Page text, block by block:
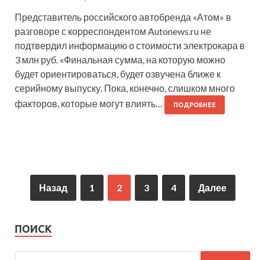
Представитель российского автобренда «Атом» в
разговоре с корреспондентом Autonews.ru не
подтвердил информацию о стоимости электрокара в
3 млн руб. «Финальная сумма, на которую можно
будет ориентироваться, будет озвучена ближе к
серийному выпуску. Пока, конечно, слишком много
факторов, которые могут влиять…
ПОДРОБНЕЕ
Назад 1 2 3 4 Далее
ПОИСК